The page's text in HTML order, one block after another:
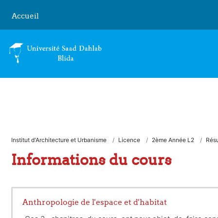
Accueil
Institut d'Architecture et Urbanisme Licence 2ème Année L2
Informations du cours
Anthropologie de l'espace et d'habitat